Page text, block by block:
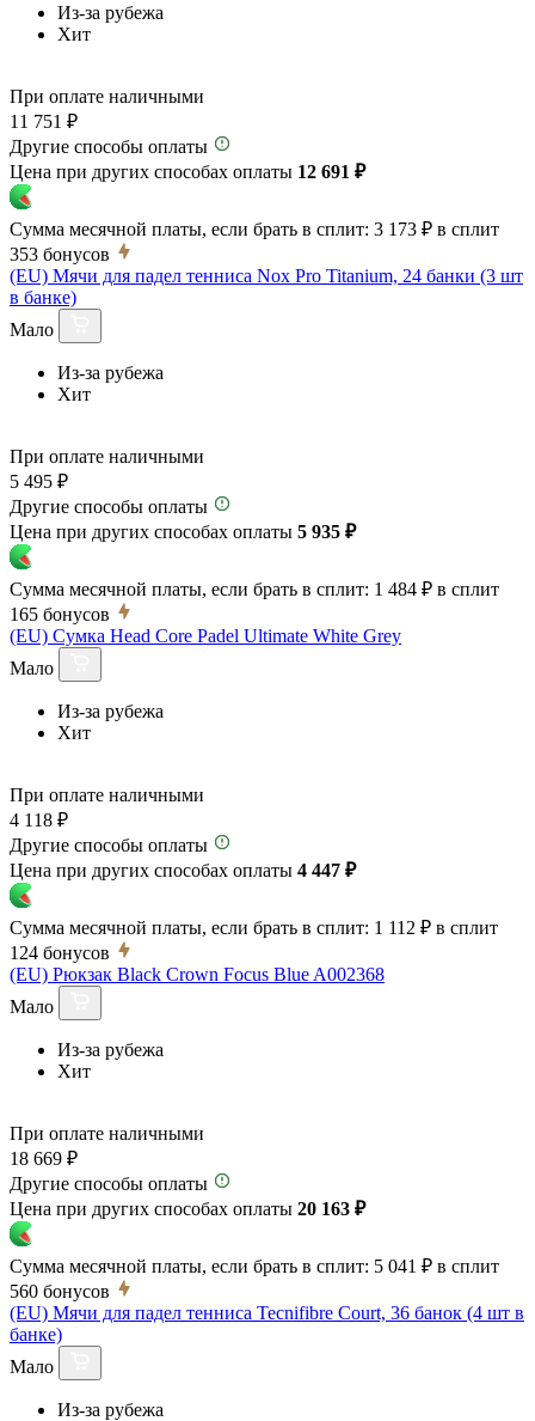
Из-за рубежа
Хит
При оплате наличными
11 751 ₽
Другие способы оплаты
Цена при других способах оплаты 12 691 ₽
Сумма месячной платы, если брать в сплит: 3 173 ₽ в сплит
353 бонусов
(EU) Мячи для падел тенниса Nox Pro Titanium, 24 банки (3 шт
в банке)
Мало
Из-за рубежа
Хит
При оплате наличными
5 495 ₽
Другие способы оплаты
Цена при других способах оплаты 5 935 ₽
Сумма месячной платы, если брать в сплит: 1 484 ₽ в сплит
165 бонусов
(EU) Сумка Head Core Padel Ultimate White Grey
Мало
Из-за рубежа
Хит
При оплате наличными
4 118 ₽
Другие способы оплаты
Цена при других способах оплаты 4 447 ₽
Сумма месячной платы, если брать в сплит: 1 112 ₽ в сплит
124 бонусов
(EU) Рюкзак Black Crown Focus Blue A002368
Мало
Из-за рубежа
Хит
При оплате наличными
18 669 ₽
Другие способы оплаты
Цена при других способах оплаты 20 163 ₽
Сумма месячной платы, если брать в сплит: 5 041 ₽ в сплит
560 бонусов
(EU) Мячи для падел тенниса Tecnifibre Court, 36 банок (4 шт в
банке)
Мало
Из-за рубежа